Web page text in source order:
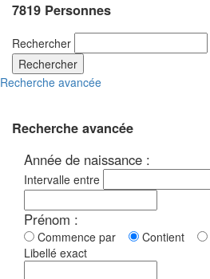
7819 Personnes
Rechercher
Rechercher
Recherche avancée
Recherche avancée
Année de naissance :
Intervalle entre
Prénom :
Commence par Contient
Libellé exact